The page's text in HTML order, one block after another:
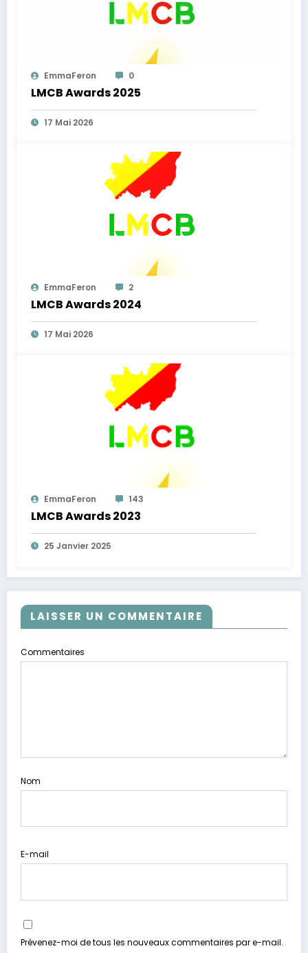
EmmaFeron 0
LMCB Awards 2025
17 Mai 2026
EmmaFeron 2
LMCB Awards 2024
17 Mai 2026
EmmaFeron 143
LMCB Awards 2023
25 Janvier 2025
LAISSER UN COMMENTAIRE
Commentaires
Nom
E-mail
Prévenez-moi de tous les nouveaux commentaires par e-mail.